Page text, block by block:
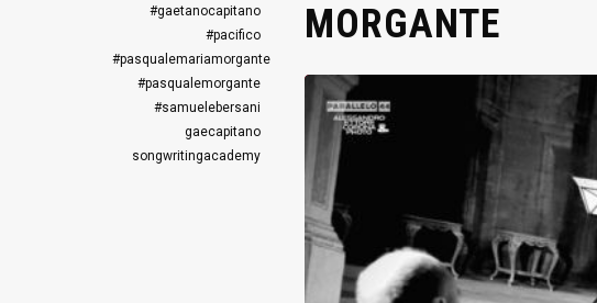
MORGANTE
#gaetanocapitano
#pacifico
#pasqualemariamorgante
#pasqualemorgante
#samuelebersani
gaecapitano
songwritingacademy